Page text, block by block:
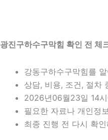
광진구하수구막힘 확인 전
강동구하수구막힘를
상담, 비용, 조건, 절차
2026년06월23일 14
필요한 자료나 개인정
최종 진행 전 다시 확